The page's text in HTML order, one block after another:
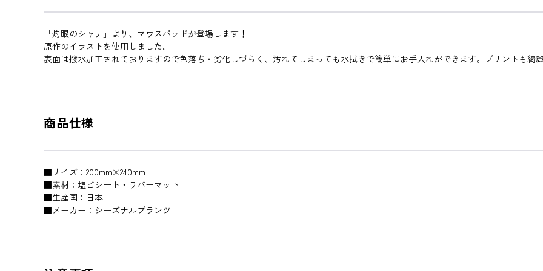
「灼眼のシャナ」より、マウスパッドが登場します！
原作のイラストを使用しました。
表面は撥水加工されておりますので色落ち・劣化しづらく、汚れてしまっても水拭きで簡単にお手入れができます。プリントも綺
商品仕様
■サイズ：200mm×240mm
■素材：塩ビシート・ラバーマット
■生産国：日本
■メーカー：シーズナルプランツ